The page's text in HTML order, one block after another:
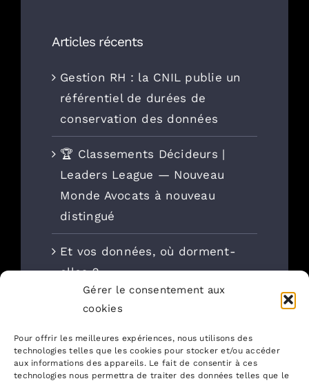
Gérer le consentement aux
cookies
Pour offrir les meilleures expériences, nous utilisons des
technologies telles que les cookies pour stocker et/ou accéder
aux informations des appareils. Le fait de consentir à ces
technologies nous permettra de traiter des données telles que le
Articles récents
Gestion RH : la CNIL publie un
référentiel de durées de
conservation des données
🏆 Classements Décideurs |
Leaders League — Nouveau
Monde Avocats à nouveau
distingué
Et vos données, où dorment-
elles ?
Négocier un vrai plafond de
cyber dans les contrats
informatiques